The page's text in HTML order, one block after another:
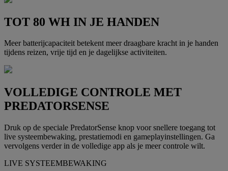
TOT 80 WH IN JE HANDEN
Meer batterijcapaciteit betekent meer draagbare kracht in je handen
tijdens reizen, vrije tijd en je dagelijkse activiteiten.
VOLLEDIGE CONTROLE MET
PREDATORSENSE
Druk op de speciale PredatorSense knop voor snellere toegang tot
live systeembewaking, prestatiemodi en gameplayinstellingen. Ga
vervolgens verder in de volledige app als je meer controle wilt.
LIVE SYSTEEMBEWAKING